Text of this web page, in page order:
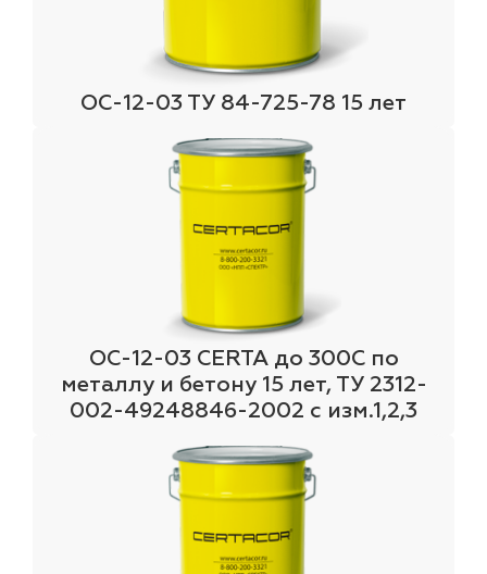
ОС-12-03 ТУ 84-725-78 15 лет
ОС-12-03 СERTA до 300С по
металлу и бетону 15 лет, ТУ 2312-
002-49248846-2002 с изм.1,2,3